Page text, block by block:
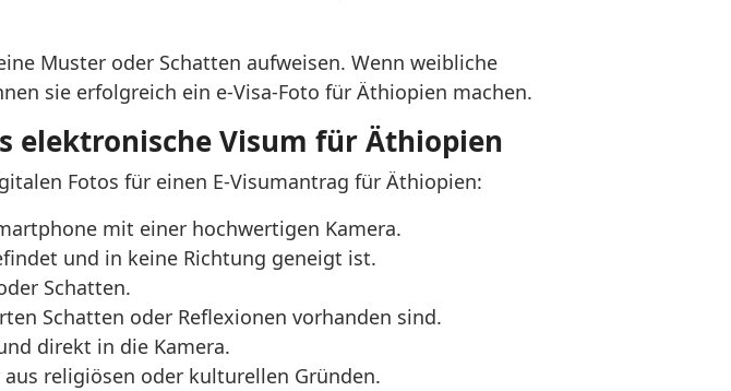
Muster oder Schatten aufweisen. Wenn weibliche
sie erfolgreich ein e-Visa-Foto für Äthiopien machen.
elektronische Visum für Äthiopien
Fotos für einen E-Visumantrag für Äthiopien:
mit einer hochwertigen Kamera.
und in keine Richtung geneigt ist.
Schatten.
Schatten oder Reflexionen vorhanden sind.
direkt in die Kamera.
religiösen oder kulturellen Gründen.